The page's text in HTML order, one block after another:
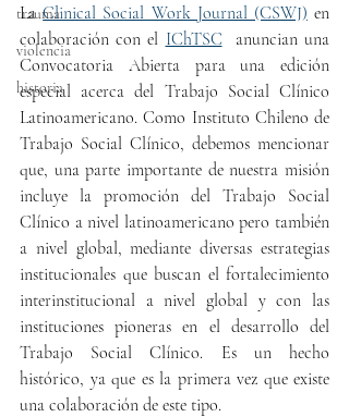
trauma
violencia
historia
La Clinical Social Work Journal (CSWJ) en
colaboración con el IChTSC
  anuncian una
Convocatoria Abierta para una edición
especial acerca del Trabajo Social Clínico
Latinoamericano. Como Instituto Chileno de
Trabajo Social Clínico, debemos mencionar
que, una parte importante de nuestra misión
incluye la promoción del Trabajo Social
Clínico a nivel latinoamericano pero también
a nivel global, mediante diversas estrategias
institucionales que buscan el fortalecimiento
interinstitucional a nivel global y con las
instituciones pioneras en el desarrollo del
Trabajo Social Clínico. Es un hecho
histórico, ya que es la primera vez que existe
una colaboración de este tipo.